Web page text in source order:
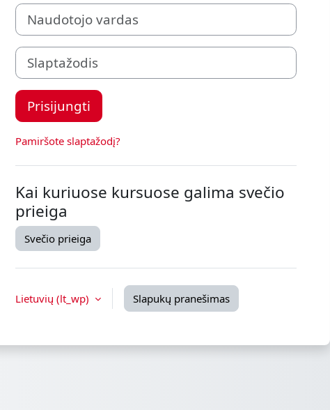
Naudotojo vardas
Slaptažodis
Prisijungti
Pamiršote slaptažodį?
Kai kuriuose kursuose galima svečio
prieiga
Svečio prieiga
Lietuvių ‎(lt_wp)‎ Slapukų pranešimas